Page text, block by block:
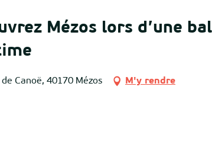
Mézos lors d’une
de Canoë, 40170 Mézos M'y rendre